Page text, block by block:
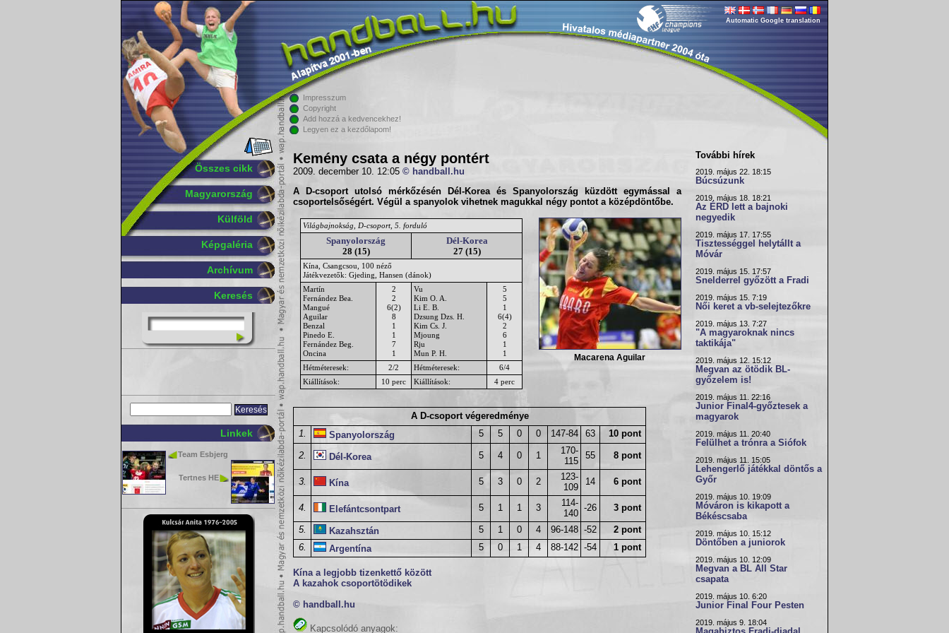
Összes cikk
Magyarország
Külföld
Képgaléria
Archívum
Keresés
Linkek
Team Esbjerg
Tertnes HE
Automatic Google translation
Impresszum
Copyright
Add hozzá a kedvencekhez!
Legyen ez a kezdőlapom!
Kemény csata a négy pontért
2009. december 10. 12:05 © handball.hu
A D-csoportutolsó mérkőzésén Dél-Koreaés Spanyolország küzdött egymással a
csoportelsőségért. Végül a spanyolok vihetnek magukkal négy pontot a középdöntőbe.
Macarena Aguilar
Világbajnokság, D-csoport, 5. forduló
Spanyolország
28 (15)
Dél-Korea
27 (15)
Kína, Csangcsou, 100 néző
Játékvezetők: Gjeding, Hansen (dánok)
Martín
Fernández Bea.
Mangué
Aguilar
Benzal
Pinedo E.
Fernández Beg.
Oncina
2
2
6(2)
8
1
1
7
1
Vu
Kim O. A.
Li E. B.
Dzsung Dzs. H.
Kim Cs. J.
Mjoung
Rju
Mun P. H.
5
5
1
6(4)
2
6
1
1
Hétméteresek:
2/2 Hétméteresek:
6/4
Kiállítások:
10 perc Kiállítások: 4 perc
A D-csoport végeredménye
1.
Spanyolország 5 5 0 0 147-84 63 10 pont
2. Dél-Korea 5 4 0 1
170-
115
55 8 pont
3. Kína 5 3 0 2
123-
109
14 6 pont
4. Elefántcsontpart 5 1 1 3
114-
140
-26 3 pont
5. Kazahsztán 5 1 0 4 96-148 -52
2 pont
6.
Argentína 5 0 1 4 88-142 -54 1 pont
Kína a legjobb tizenkettő között
A kazahok csoportötödikek
© handball.hu
Kapcsolódó anyagok:
További hírek
2019. május 22. 18:15
Búcsúzunk
2019. május 18. 18:21
Az ÉRD lett a bajnoki
negyedik
2019. május 17. 17:55
Tisztességgel helytállt a
Móvár
2019. május 15. 17:57
Snelderrel győzött a Fradi
2019. május 15. 7:19
Női keret a vb-selejtezőkre
2019. május 13. 7:27
"A magyaroknak nincs
taktikája"
2019. május 12. 15:12
Megvan az ötödik BL-
győzelem is!
2019. május 11. 22:16
Junior Final4-győztesek a
magyarok
2019. május 11. 20:40
Felülhet a trónra a Siófok
2019. május 11. 15:05
Lehengerlő játékkal döntős a
Győr
2019. május 10. 19:09
Móváron is kikapott a
Békéscsaba
2019. május 10. 15:12
Döntőben a juniorok
2019. május 10. 12:09
Megvan a BL All Star
csapata
2019. május 10. 6:20
Junior Final Four Pesten
2019. május 9. 18:04